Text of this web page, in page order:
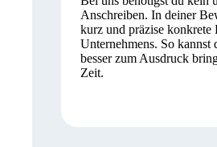
Anschreiben. In deiner
kurz und präzise konkrete
Unternehmens. So
besser zum Ausdruck
Zeit.